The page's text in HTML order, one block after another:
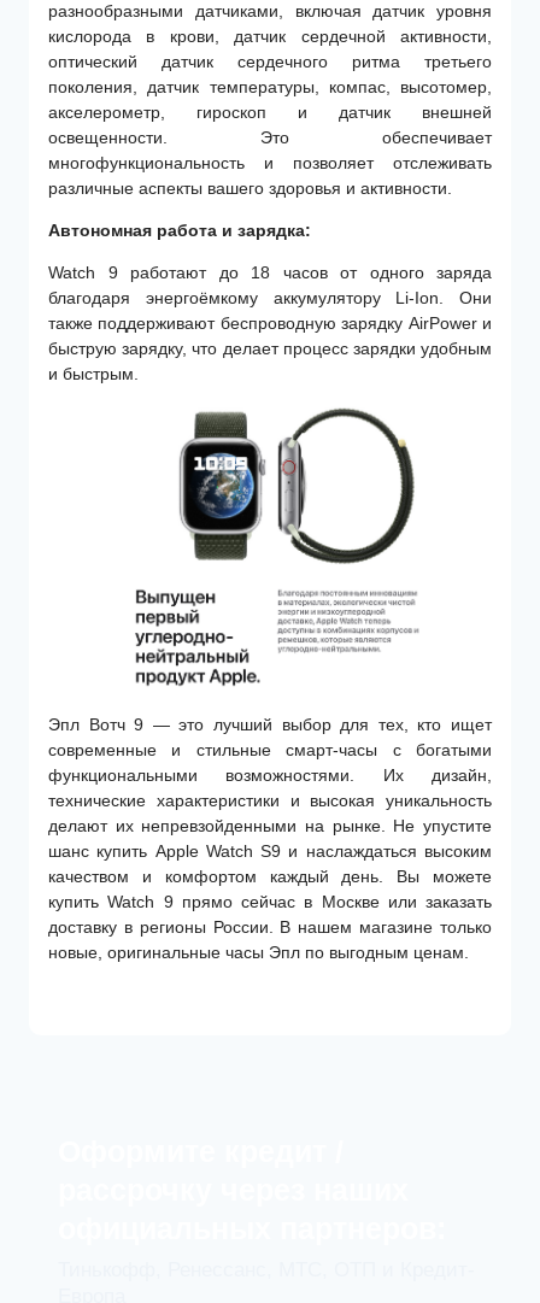
разнообразными датчиками, включая датчик уровня
кислорода в крови, датчик сердечной активности,
оптический датчик сердечного ритма третьего
поколения, датчик температуры, компас, высотомер,
акселерометр, гироскоп и датчик внешней
освещенности. Это обеспечивает
многофункциональность и позволяет отслеживать
различные аспекты вашего здоровья и активности.
Автономная работа и зарядка:
Watch 9 работают до 18 часов от одного заряда
благодаря энергоёмкому аккумулятору Li-Ion. Они
также поддерживают беспроводную зарядку AirPower и
быструю зарядку, что делает процесс зарядки удобным
и быстрым.
Эпл Вотч 9 — это лучший выбор для тех, кто ищет
современные и стильные смарт-часы с богатыми
функциональными возможностями. Их дизайн,
технические характеристики и высокая уникальность
делают их непревзойденными на рынке. Не упустите
шанс купить Apple Watch S9 и наслаждаться высоким
качеством и комфортом каждый день. Вы можете
купить Watch 9 прямо сейчас в Москве или заказать
доставку в регионы России. В нашем магазине только
новые, оригинальные часы Эпл по выгодным ценам.